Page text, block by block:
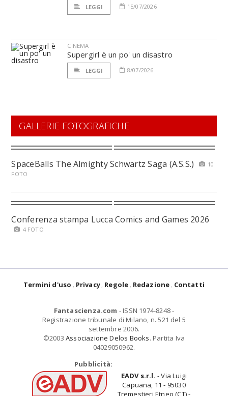
LEGGI 15/07/2026
CINEMA
Supergirl è un po' un disastro
LEGGI 8/07/2026
GALLERIE FOTOGRAFICHE
SpaceBalls The Almighty Schwartz Saga (A.S.S.)
10
FOTO
Conferenza stampa Lucca Comics and Games 2026
4 FOTO
Termini d'uso Privacy Regole Redazione Contatti
Fantascienza.com - ISSN 1974-8248 -
Registrazione tribunale di Milano, n. 521 del 5
settembre 2006.
©2003 Associazione Delos Books. Partita Iva
04029050962.
Pubblicità:
EADV s.r.l. - Via Luigi
Capuana, 11 - 95030
Tremestieri Etneo (CT) -